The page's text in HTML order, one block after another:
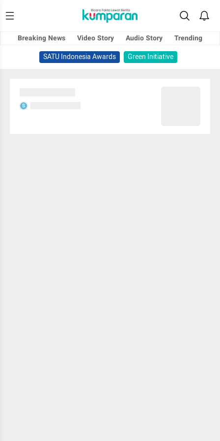
Breaking News Video Story Audio Story
Trending
SATU Indonesia Awards
Green Initiative
S